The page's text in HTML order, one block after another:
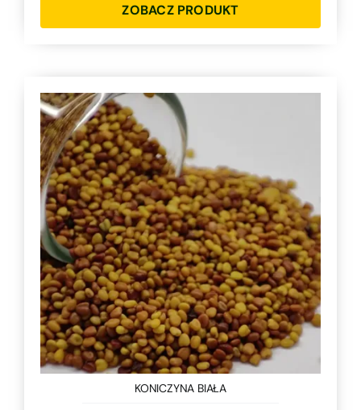
ZOBACZ PRODUKT
KONICZYNA BIAŁA